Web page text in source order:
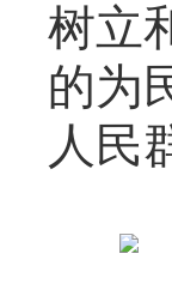
树立
的为
人民